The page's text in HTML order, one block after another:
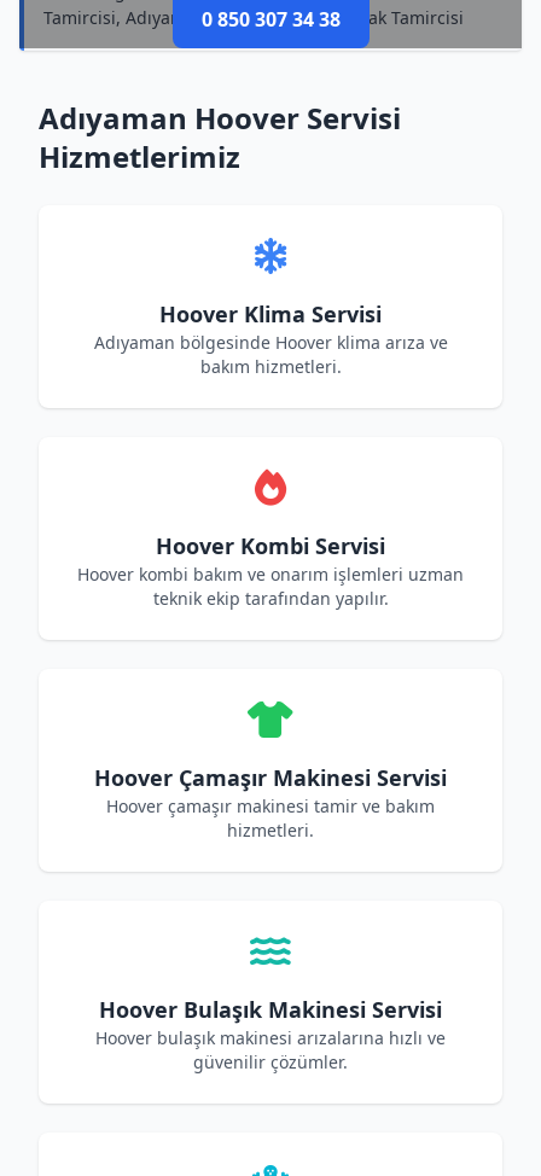
0 850 307 34 38
Tamircisi, Adıyaman Hoover Elektrikli Ocak Tamircisi
Adıyaman Hoover Servisi
Hizmetlerimiz
Hoover Klima Servisi
Adıyaman bölgesinde Hoover klima arıza ve
bakım hizmetleri.
Hoover Kombi Servisi
Hoover kombi bakım ve onarım işlemleri uzman
teknik ekip tarafından yapılır.
Hoover Çamaşır Makinesi Servisi
Hoover çamaşır makinesi tamir ve bakım
hizmetleri.
Hoover Bulaşık Makinesi Servisi
Hoover bulaşık makinesi arızalarına hızlı ve
güvenilir çözümler.